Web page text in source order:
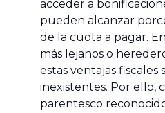
acceder a
pueden alcanzar
de la cuota a pagar.
más lejanos o
estas ventajas
inexistentes. Por ello,
parentesco